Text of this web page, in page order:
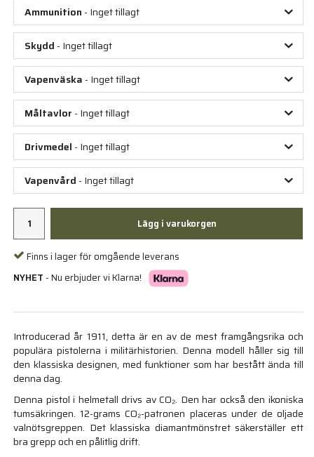
Ammunition - Inget tillagt
Skydd - Inget tillagt
Vapenväska - Inget tillagt
Måltavlor - Inget tillagt
Drivmedel - Inget tillagt
Vapenvård - Inget tillagt
Lägg i varukorgen
Finns i lager för omgående leverans
NYHET - Nu erbjuder vi Klarna!
Introducerad år 1911, detta är en av de mest framgångsrika och
populära pistolerna i militärhistorien. Denna modell håller sig till
den klassiska designen, med funktioner som har bestått ända till
denna dag.
Denna pistol i helmetall drivs av CO₂. Den har också den ikoniska
tumsäkringen. 12-grams CO₂-patronen placeras under de oljade
valnötsgreppen. Det klassiska diamantmönstret säkerställer ett
bra grepp och en pålitlig drift.